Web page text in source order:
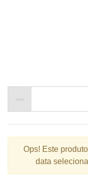
Ops! Este
data